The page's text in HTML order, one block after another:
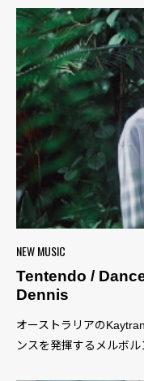
NEW MUSIC
Tentendo /
Dennis
オーストラリアの
ンスを発揮するメルボ